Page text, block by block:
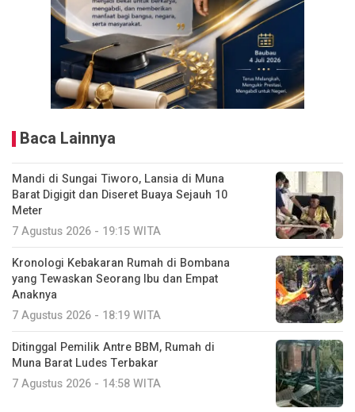
Baca Lainnya
Mandi di Sungai Tiworo, Lansia di Muna
Barat Digigit dan Diseret Buaya Sejauh 10
Meter
7 Agustus 2026 - 19:15 WITA
Kronologi Kebakaran Rumah di Bombana
yang Tewaskan Seorang Ibu dan Empat
Anaknya
7 Agustus 2026 - 18:19 WITA
Ditinggal Pemilik Antre BBM, Rumah di
Muna Barat Ludes Terbakar
7 Agustus 2026 - 14:58 WITA